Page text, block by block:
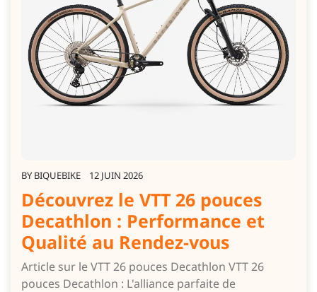
BY BIQUEBIKE 12 JUIN 2026
Découvrez le VTT 26 pouces
Decathlon : Performance et
Qualité au Rendez-vous
Article sur le VTT 26 pouces Decathlon VTT 26
pouces Decathlon : L'alliance parfaite de